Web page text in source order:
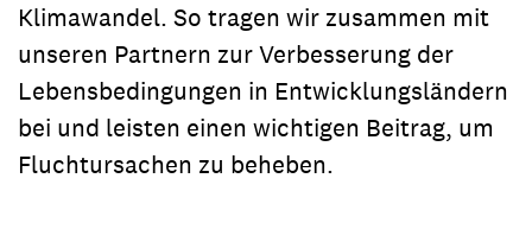
Klimawandel. So tragen wir zusammen mit
unseren Partnern zur Verbesserung der
Lebensbedingungen in Entwicklungsländern
bei und leisten einen wichtigen Beitrag, um
Fluchtursachen zu beheben.